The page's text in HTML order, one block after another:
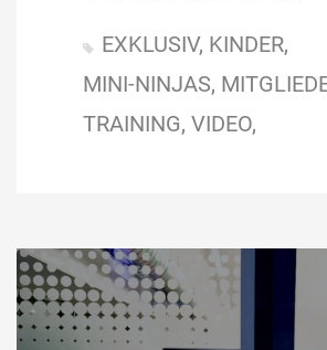
EXKLUSIV KINDER
MINI-NINJAS
TRAINING VIDEO